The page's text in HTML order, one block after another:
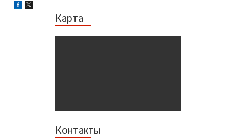
Карта
Контакты